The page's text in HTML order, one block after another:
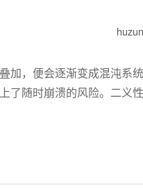
加，便会逐渐变成混沌系
了随时崩溃的风险。二义